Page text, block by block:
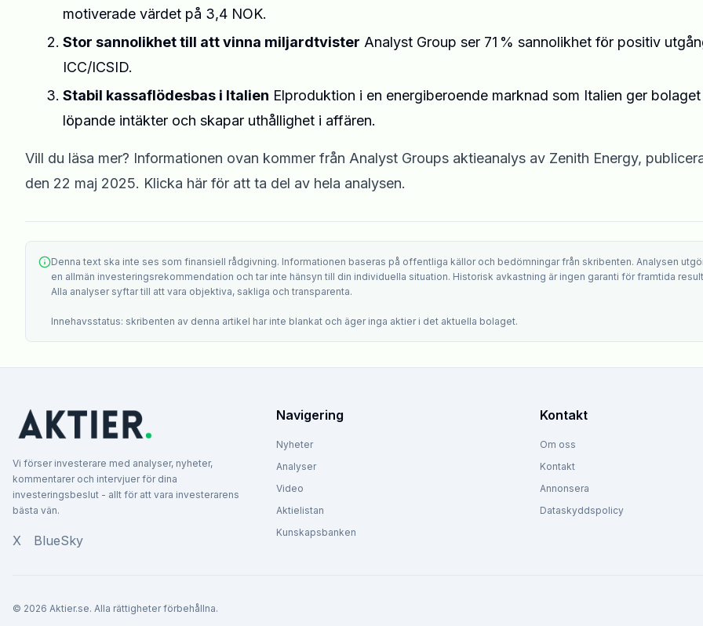
motiverade värdet på 3,4 NOK.
Stor sannolikhet till att vinna miljardtvister Analyst Group ser 71 % sannolikhet för positiv
ICC/ICSID.
Stabil kassaflödesbas i Italien Elproduktion i en energiberoende marknad som Italien ger bolaget
löpande intäkter och skapar uthållighet i affären.
Vill du läsa mer? Informationen ovan kommer från Analyst Groups aktieanalys av Zenith Energy,
den 22 maj 2025. Klicka här för att ta del av hela analysen.
Denna text ska inte ses som finansiell rådgivning. Informationen baseras på offentliga källor och bedömningar från skribenten. Analysen
en allmän investeringsrekommendation och tar inte hänsyn till din individuella situation. Historisk avkastning är ingen garanti för framtida
Alla analyser syftar till att vara objektiva, sakliga och transparenta.
Innehavsstatus: skribenten av denna artikel har inte blankat och äger inga aktier i det aktuella bolaget.
Vi förser investerare med analyser, nyheter,
kommentarer och intervjuer för dina
investeringsbeslut - allt för att vara investerarens
bästa vän.
X BlueSky
Navigering
Nyheter
Analyser
Video
Aktielistan
Kunskapsbanken
Kontakt
Om oss
Kontakt
Annonsera
Dataskyddspolicy
© 2026 Aktier.se. Alla rättigheter förbehållna.